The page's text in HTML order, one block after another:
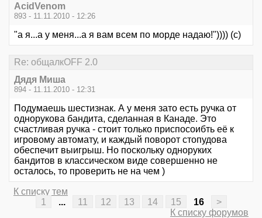
AcidVenom
893 - 11.11.2010 - 12:26
"а я...а у меня...а я вам всем по морде надаю!")))) (с)
Re: общалкOFF 2.0
Дядя Миша
894 - 11.11.2010 - 12:31
Подумаешь шестизнак. А у меня зато есть ручка от
однорукова бандита, сделанная в Канаде. Это
счастливая ручка - стоит только приспосоибть её к
игровому автомату, и каждый поворот стопудова
обеспечит выигрыш. Но поскольку одноруких
бандитов в классическом виде совершенно не
осталось, то проверить не на чем )
К списку тем
1
... 11 12 13 14 15 16
>
К списку форумов